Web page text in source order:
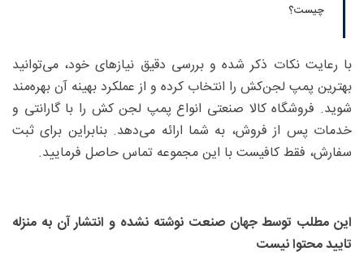
چیست؟
با رعایت نکات ذکر شده و بررسی دقیق نیازهای خود، می‌توانید
بهترین پمپ لجن‌کش را انتخاب کرده و از عملکرد بهینه آن بهره‌مند
شوید. فروشگاه کالا صنعتی انواع پمپ لجن کش را با گارانتی و
خدمات پس از فروش، به شما ارائه می‌دهد. بنابراین برای ثبت
سفارش، فقط کافیست با این مجموعه تماس حاصل فرمایید.
این مطلب توسط جهان صنعت نوشته نشده و انتشار آن به منزله
تایید محتوا نیست